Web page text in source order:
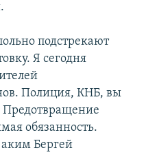
подстрекают
Я сегодня
Полиция, КНБ, вы
Предотвращение
обязанность.
аким Бергей